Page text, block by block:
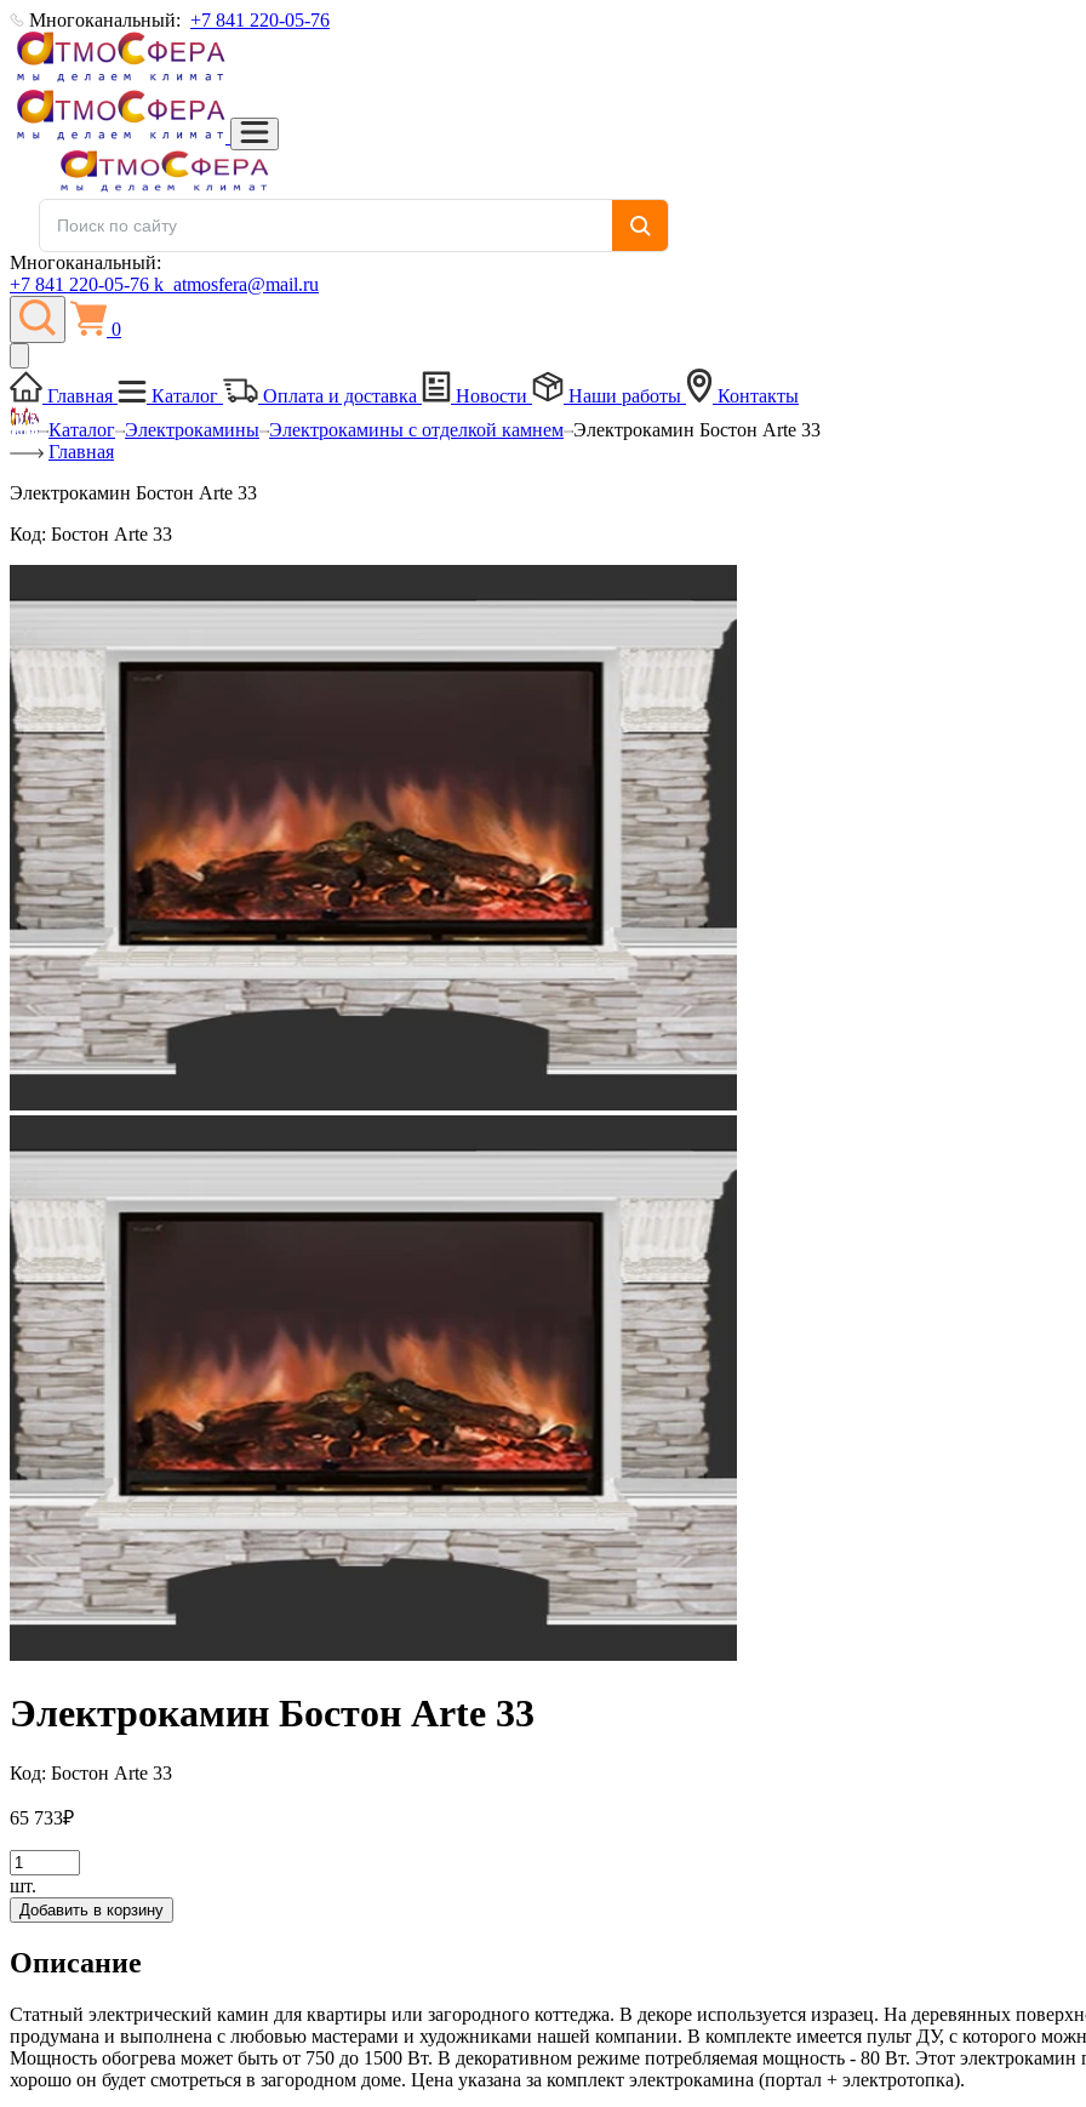
Многоканальный: +7 841 220-05-76
Многоканальный:
+7 841 220-05-76 k_atmosfera@mail.ru
0
Главная Каталог Оплата и доставка Новости Наши работы
Контакты
Каталог Электрокамины Электрокамины с отделкой камнем Электрокамин Бостон Arte 33
Главная
Электрокамин Бостон Arte 33
Код: Бостон Arte 33
Электрокамин Бостон Arte 33
Код: Бостон Arte 33
65 733₽
шт.
Добавить в корзину
Описание
Статный электрический камин для квартиры или загородного коттеджа. В декоре используется изразец. На деревянных
продумана и выполнена с любовью мастерами и художниками нашей компании. В комплекте имеется пульт ДУ, с которого
Мощность обогрева может быть от 750 до 1500 Вт. В декоративном режиме потребляемая мощность - 80 Вт. Этот электрокамин
хорошо он будет смотреться в загородном доме. Цена указана за комплект электрокамина (портал + электротопка).